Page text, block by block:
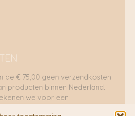
de € 75,00 geen verzendkosten
producten binnen Nederland.
we voor een